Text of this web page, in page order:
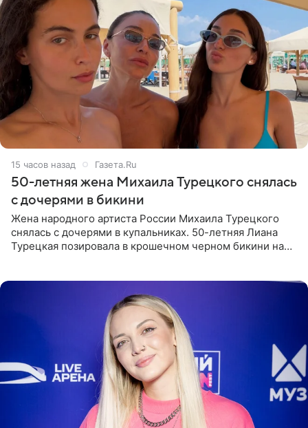
15 часов назад Газета.Ru
50-летняя жена Михаила Турецкого снялась
с дочерями в бикини
Жена народного артиста России Михаила Турецкого
снялась с дочерями в купальниках. 50-летняя Лиана
Турецкая позировала в крошечном черном бикини на